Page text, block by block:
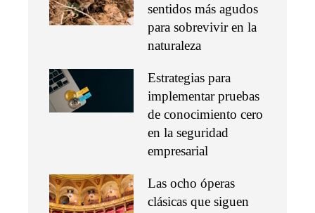
sentidos más agudos
para sobrevivir en la
naturaleza
Estrategias para
implementar pruebas
de conocimiento cero
en la seguridad
empresarial
Las ocho óperas
clásicas que siguen